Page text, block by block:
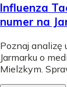
Influenza
numer na
Poznaj analizę
Jarmarku o
Mielzkym.